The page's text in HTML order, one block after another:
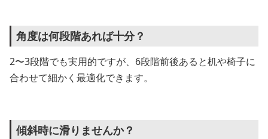
角度は何段階あれば十分？
2〜3段階でも実用的ですが、6段階前後あると机や椅子に
合わせて細かく最適化できます。
傾斜時に滑りませんか？